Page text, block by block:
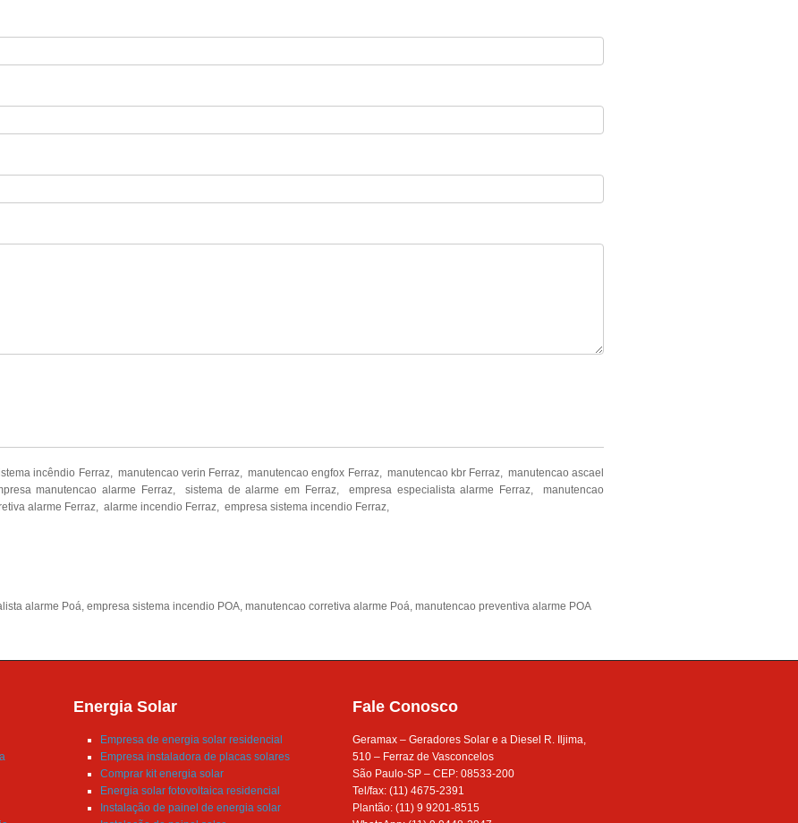
incêndio Ferraz, manutencao verin Ferraz, manutencao engfox Ferraz, manutencao kbr Ferraz, manutencao ascael
manutencao alarme Ferraz, sistema de alarme em Ferraz, empresa especialista alarme Ferraz, manutencao
alarme Ferraz, alarme incendio Ferraz, empresa sistema incendio Ferraz,
alarme Poá, empresa sistema incendio POA, manutencao corretiva alarme Poá, manutencao preventiva alarme POA
Energia Solar
Empresa de energia solar residencial
Empresa instaladora de placas solares
Comprar kit energia solar
Energia solar fotovoltaica residencial
Instalação de painel de energia solar
Fale Conosco
Geramax – Geradores Solar e a Diesel R. Iljima,
510 – Ferraz de Vasconcelos
São Paulo-SP – CEP: 08533-200
Tel/fax: (11) 4675-2391
Plantão: (11) 9 9201-8515